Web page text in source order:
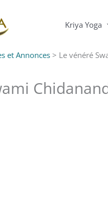
Kriya Yoga
et Annonces > Le vénéré